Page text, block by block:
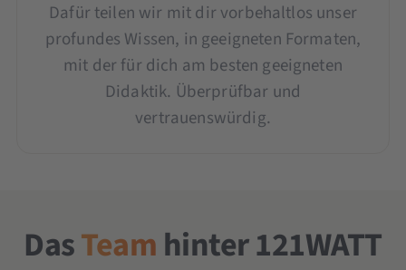
Dafür teilen wir mit dir vorbehaltlos unser
profundes Wissen, in geeigneten Formaten,
mit der für dich am besten geeigneten
Didaktik. Überprüfbar und
vertrauenswürdig.
DasTeamhinter 121WATT